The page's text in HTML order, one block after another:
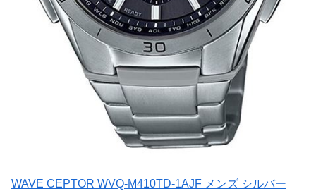
WAVE CEPTOR WVQ-M410TD-1AJF メンズ シルバー